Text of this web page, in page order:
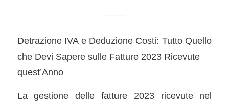
Detrazione IVA e Deduzione Costi: Tutto Quello
che Devi Sapere sulle Fatture 2023 Ricevute
quest’Anno
La gestione delle fatture 2023 ricevute nel